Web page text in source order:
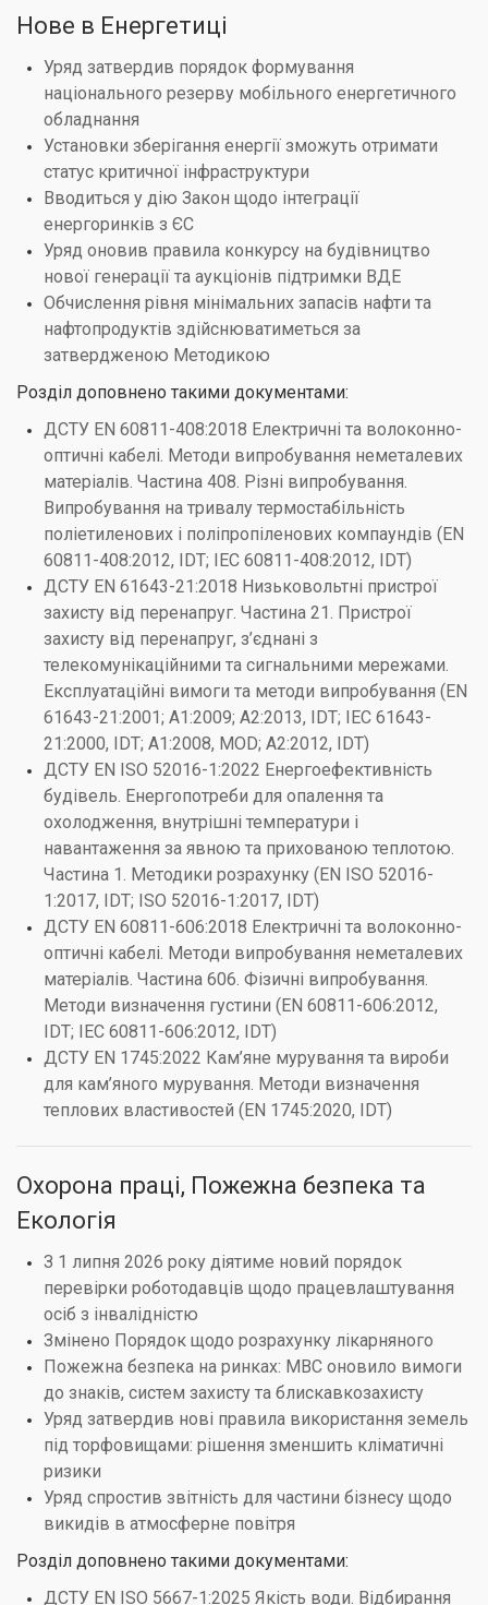
Нове в Енергетиці
Уряд затвердив порядок формування
національного резерву мобільного енергетичного
обладнання
Установки зберігання енергії зможуть отримати
статус критичної інфраструктури
Вводиться у дію Закон щодо інтеграції
енергоринків з ЄС
Уряд оновив правила конкурсу на будівництво
нової генерації та аукціонів підтримки ВДЕ
Обчислення рівня мінімальних запасів нафти та
нафтопродуктів здійснюватиметься за
затвердженою Методикою
Розділ доповнено такими документами:
ДСТУ EN 60811-408:2018 Електричні та волоконно-
оптичні кабелі. Методи випробування неметалевих
матеріалів. Частина 408. Різні випробування.
Випробування на тривалу термостабільність
поліетиленових і поліпропіленових компаундів (EN
60811-408:2012, IDT; ІЕС 60811-408:2012, IDT)
ДСТУ EN 61643-21:2018 Низьковольтні пристрої
захисту від перенапруг. Частина 21. Пристрої
захисту від перенапруг, з’єднані з
телекомунікаційними та сигнальними мережами.
Експлуатаційні вимоги та методи випробування (EN
61643-21:2001; А1:2009; А2:2013, IDT; IEС 61643-
21:2000, IDT; А1:2008, MOD; А2:2012, IDT)
ДСТУ EN ISO 52016-1:2022 Енергоефективність
будівель. Енергопотреби для опалення та
охолодження, внутрішні температури і
навантаження за явною та прихованою теплотою.
Частина 1. Методики розрахунку (EN ISO 52016-
1:2017, IDT; ISO 52016-1:2017, IDT)
ДСТУ EN 60811-606:2018 Електричні та волоконно-
оптичні кабелі. Методи випробування неметалевих
матеріалів. Частина 606. Фізичні випробування.
Методи визначення густини (EN 60811-606:2012,
IDT; ІЕС 60811-606:2012, IDT)
ДСТУ EN 1745:2022 Кам’яне мурування та вироби
для кам’яного мурування. Методи визначення
теплових властивостей (EN 1745:2020, IDT)
Охорона праці, Пожежна безпека та
Екологія
З 1 липня 2026 року діятиме новий порядок
перевірки роботодавців щодо працевлаштування
осіб з інвалідністю
Змінено Порядок щодо розрахунку лікарняного
Пожежна безпека на ринках: МВС оновило вимоги
до знаків, систем захисту та блискавкозахисту
Уряд затвердив нові правила використання земель
під торфовищами: рішення зменшить кліматичні
ризики
Уряд спростив звітність для частини бізнесу щодо
викидів в атмосферне повітря
Розділ доповнено такими документами:
ДСТУ EN ISO 5667-1:2025 Якість води. Відбирання